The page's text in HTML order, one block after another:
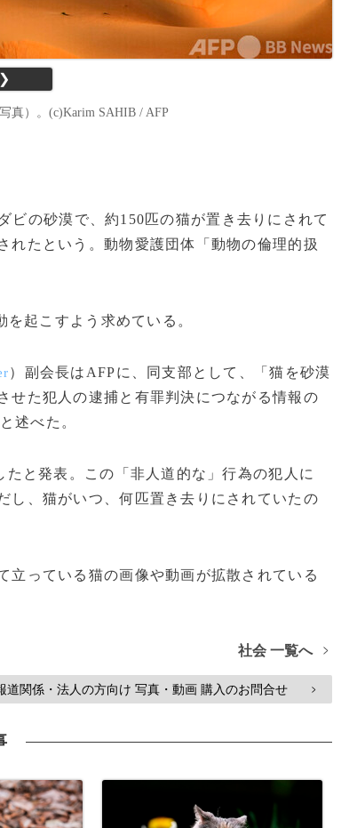
❯
真）。(c)Karim SAHIB / AFP
ビの砂漠で、約150匹の猫が置き去りにされて
れたという。動物愛護団体「動物の倫理的扱
起こすよう求めている。
）副会長はAFPに、同支部として、「猫を砂漠
せた犯人の逮捕と有罪判決につながる情報の
述べた。
と発表。この「非人道的な」行為の犯人に
し、猫がいつ、何匹置き去りにされていたの
っている猫の画像や動画が拡散されている
社会 一覧へ >
道関係・法人の方向け 写真・動画 購入のお問合せ >